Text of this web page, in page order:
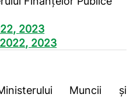
2023
2022, 2023
Muncii și